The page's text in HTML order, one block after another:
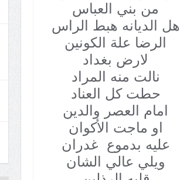
من بني العباس
هل الديانه هبط الراس
الرضا علة الكونين
لارض بغداد
نالت منه المراد
حطت كل العناد
امام العصر والدين
او ماجت الأكوان
عليه بدموع غدران
ويلي عالي الشان